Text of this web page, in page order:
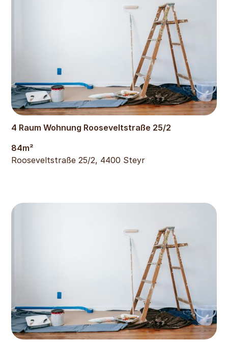
552€
4 Raum Wohnung Rooseveltstraße 25/2
84m²
Rooseveltstraße 25/2, 4400 Steyr